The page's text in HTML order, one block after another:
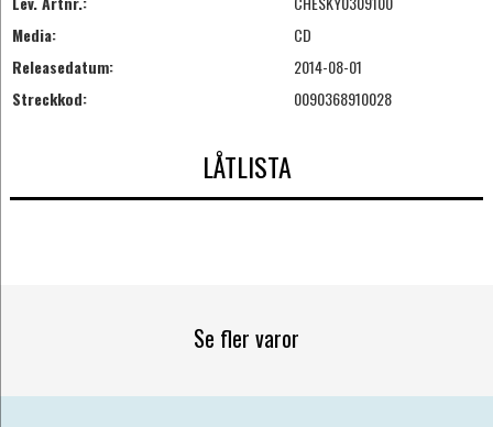
Media:
CD
Releasedatum:
2014-08-01
Streckkod:
0090368910028
LÅTLISTA
Se fler varor